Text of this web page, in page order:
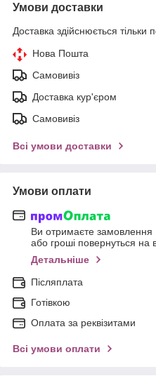
Умови доставки
Доставка здійснюється тільки
Нова Пошта
Самовивіз
Доставка кур'єром
Самовивіз
Всі умови доставки
Умови оплати
Ви отримаєте замовлення
або гроші повернуться на
Детальніше
Післяплата
Готівкою
Оплата за реквізитами
Всі умови оплати